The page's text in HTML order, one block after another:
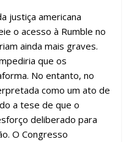
justiça americana
o acesso à Rumble no
ainda mais graves.
que os
No entanto, no
como um ato de
a tese de que o
deliberado para
O Congresso